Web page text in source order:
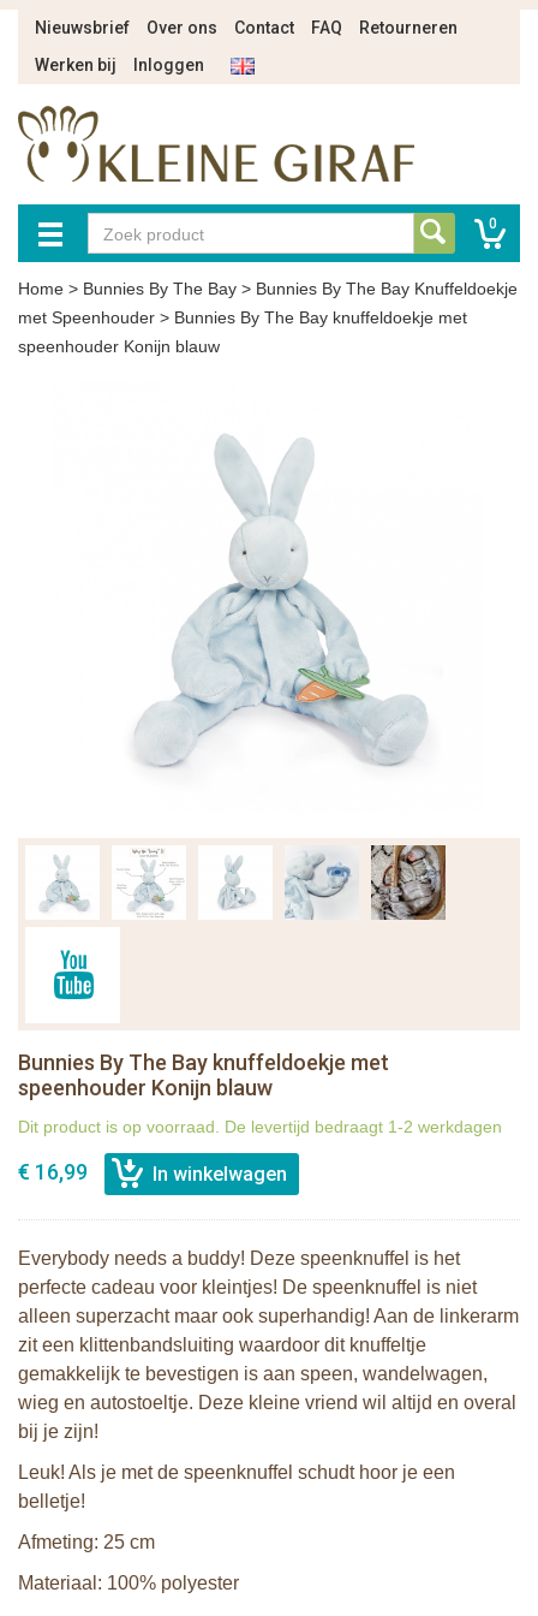
Nieuwsbrief Over ons Contact FAQ
Retourneren
Werken bij
Inloggen
0
Home > Bunnies By The Bay > Bunnies By The Bay Knuffeldoekje
met Speenhouder > Bunnies By The Bay knuffeldoekje met
speenhouder Konijn blauw
Bunnies By The Bay knuffeldoekje met
speenhouder Konijn blauw
Dit product is op voorraad. De levertijd bedraagt 1-2 werkdagen
€ 16,99
Everybody needs a buddy! Deze speenknuffel is het
perfecte cadeau voor kleintjes! De speenknuffel is niet
alleen superzacht maar ook superhandig! Aan de linkerarm
zit een klittenbandsluiting waardoor dit knuffeltje
gemakkelijk te bevestigen is aan speen, wandelwagen,
wieg en autostoeltje. Deze kleine vriend wil altijd en overal
bij je zijn!
Leuk! Als je met de speenknuffel schudt hoor je een
belletje!
Afmeting: 25 cm
Materiaal: 100% polyester